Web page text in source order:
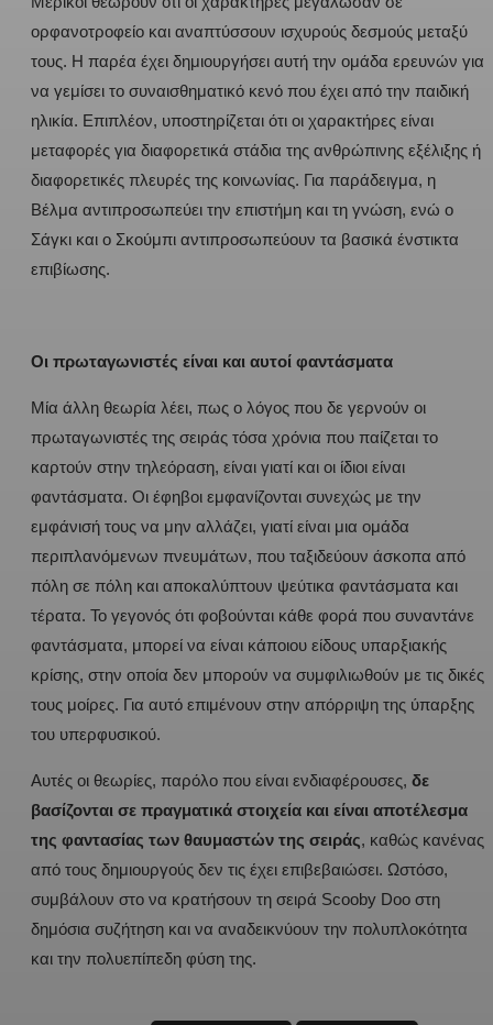
ορφανοτροφείο και αναπτύσσουν ισχυρούς δεσμούς μεταξύ
τους. Η παρέα έχει δημιουργήσει αυτή την ομάδα ερευνών για
να γεμίσει το συναισθηματικό κενό που έχει από την παιδική
ηλικία. Επιπλέον, υποστηρίζεται ότι οι χαρακτήρες είναι
μεταφορές για διαφορετικά στάδια της ανθρώπινης εξέλιξης ή
διαφορετικές πλευρές της κοινωνίας. Για παράδειγμα, η
Βέλμα αντιπροσωπεύει την επιστήμη και τη γνώση, ενώ ο
Σάγκι και ο Σκούμπι αντιπροσωπεύουν τα βασικά ένστικτα
επιβίωσης.
Οι πρωταγωνιστές είναι και αυτοί φαντάσματα
Μία άλλη θεωρία λέει, πως ο λόγος που δε γερνούν οι
πρωταγωνιστές της σειράς τόσα χρόνια που παίζεται το
καρτούν στην τηλεόραση, είναι γιατί και οι ίδιοι είναι
φαντάσματα. Οι έφηβοι εμφανίζονται συνεχώς με την
εμφάνισή τους να μην αλλάζει, γιατί είναι μια ομάδα
περιπλανόμενων πνευμάτων, που ταξιδεύουν άσκοπα από
πόλη σε πόλη και αποκαλύπτουν ψεύτικα φαντάσματα και
τέρατα. Το γεγονός ότι φοβούνται κάθε φορά που συναντάνε
φαντάσματα, μπορεί να είναι κάποιου είδους υπαρξιακής
κρίσης, στην οποία δεν μπορούν να συμφιλιωθούν με τις δικές
τους μοίρες. Για αυτό επιμένουν στην απόρριψη της ύπαρξης
του υπερφυσικού.
Αυτές οι θεωρίες, παρόλο που είναι ενδιαφέρουσες, δε
βασίζονται σε πραγματικά στοιχεία και είναι αποτέλεσμα
της φαντασίας των θαυμαστών της σειράς, καθώς κανένας
από τους δημιουργούς δεν τις έχει επιβεβαιώσει. Ωστόσο,
συμβάλουν στο να κρατήσουν τη σειρά Scooby Doo στη
δημόσια συζήτηση και να αναδεικνύουν την πολυπλοκότητα
και την πολυεπίπεδη φύση της.